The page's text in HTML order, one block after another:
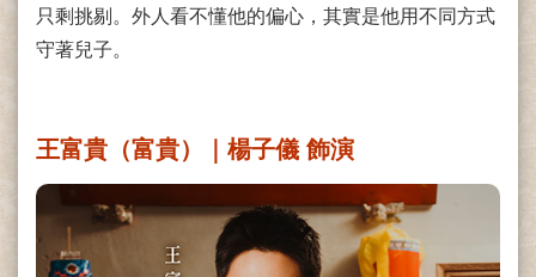
只剩挑剔。外人看不懂他的偏心，其實是他用不同方式
守著兒子。
王富貴（富貴）｜楊子儀 飾演